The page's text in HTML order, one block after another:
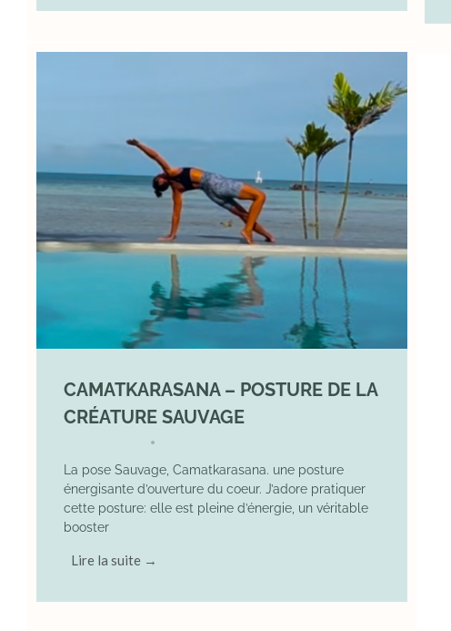
CAMATKARASANA – POSTURE DE LA
CRÉATURE SAUVAGE
•
La pose Sauvage, Camatkarasana. une posture
énergisante d’ouverture du coeur. J’adore pratiquer
cette posture: elle est pleine d’énergie, un véritable
booster
Lire la suite →